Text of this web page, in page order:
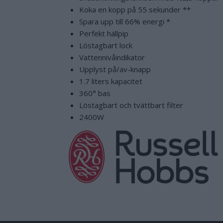
Koka en kopp på 55 sekunder **
Spara upp till 66% energi *
Perfekt hällpip
Löstagbart lock
Vattennivåindikator
Upplyst på/av-knapp
1.7 liters kapacitet
360° bas
Löstagbart och tvättbart filter
2400W